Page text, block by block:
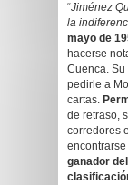
“Jiménez
la
mayo de
hacerse
Cuenca. Su
pedirle a
cartas.
de retraso,
corredores
ganador